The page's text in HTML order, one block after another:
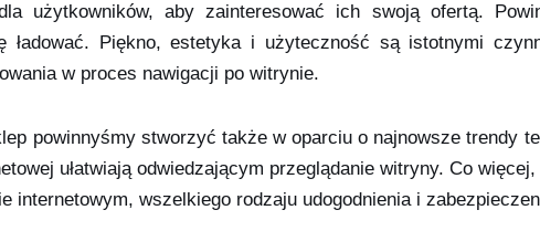
użytkowników, aby zainteresować ich swoją ofertą.
Piękno, estetyka i użyteczność są istotnymi
w proces nawigacji po witrynie.
powinnyśmy stworzyć także w oparciu o najnowsze trendy
ułatwiają odwiedzającym przeglądanie witryny. Co
internetowym, wszelkiego rodzaju udogodnienia i